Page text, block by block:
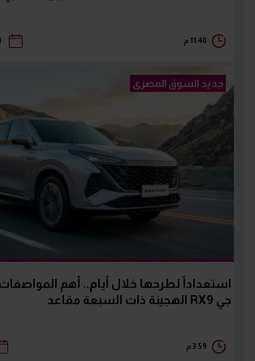
11:40 م
جديد السوق المصرى
استعداداً لطرحها خلال أيام.. أهم المواصفات
جي RX9 الهجينة ذات السبعة مقاعد
3:59 م